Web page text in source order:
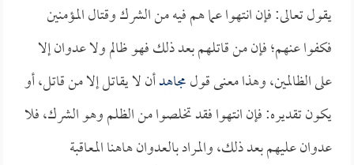
يقول تعالى: فإن انتهوا عما هم فيه من الشرك وقتال المؤمنين
فكفوا عنهم؛ فإن من قاتلهم بعد ذلك فهو ظالم ولا عدوان إلا
على الظالمين، وهذا معنى قولمجاهدأن لا يقاتل إلا من قاتل، أو
يكون تقديره: فإن انتهوا فقد تخلصوا من الظلم وهو الشرك، فلا
عدوان عليهم بعد ذلك، والمراد بالعدوان هاهنا المعاقبة